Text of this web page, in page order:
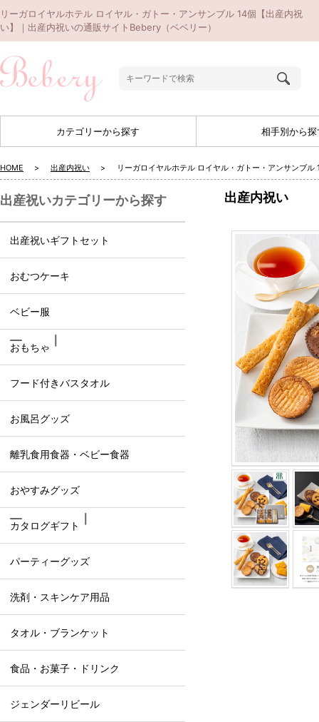
リーガロイヤルホテル ロイヤル・ガトー・アンサンブル 14個【出産内祝
い】｜出産内祝いの通販サイトBebery（ベベリー）
カテゴリーから探す 相手別から探
HOME 出産内祝い リーガロイヤルホテル ロイヤル・ガトー・アンサンブル
出産内祝い
出産祝いカテゴリーから探す
出産祝いギフトセット
おむつケーキ
ベビー服
おもちゃ
フード付きバスタオル
お風呂グッズ
離乳食用食器・ベビー食器
おやすみグッズ
カタログギフト
パーティーグッズ
洗剤・スキンケア用品
タオル・ブランケット
食品・お菓子・ドリンク
ジェンダーリビール